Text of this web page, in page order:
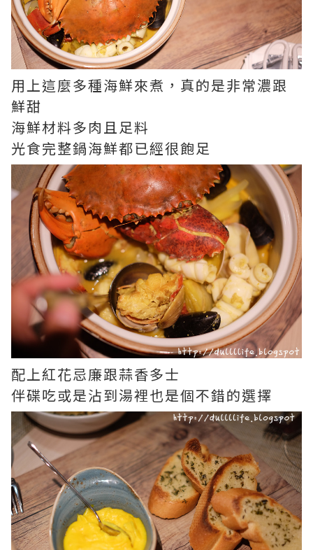
用上這麼多種海鮮來煮，真的是非常濃跟
鮮甜
海鮮材料多肉且足料
光食完整鍋海鮮都已經很飽足
配上紅花忌廉跟蒜香多士
伴碟吃或是沾到湯裡也是個不錯的選擇